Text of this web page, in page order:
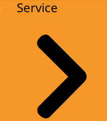
Service